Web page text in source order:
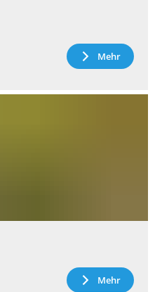
Mehr
Mehr